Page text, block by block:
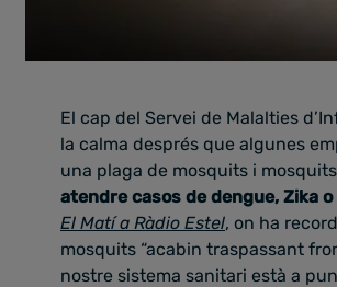
El cap del Servei de Malalties
la calma després que algunes
una plaga de mosquits i
atendre casos de dengue, Zika
El Matí a Ràdio Estel, on ha
mosquits “acabin traspassant
nostre sistema sanitari està a